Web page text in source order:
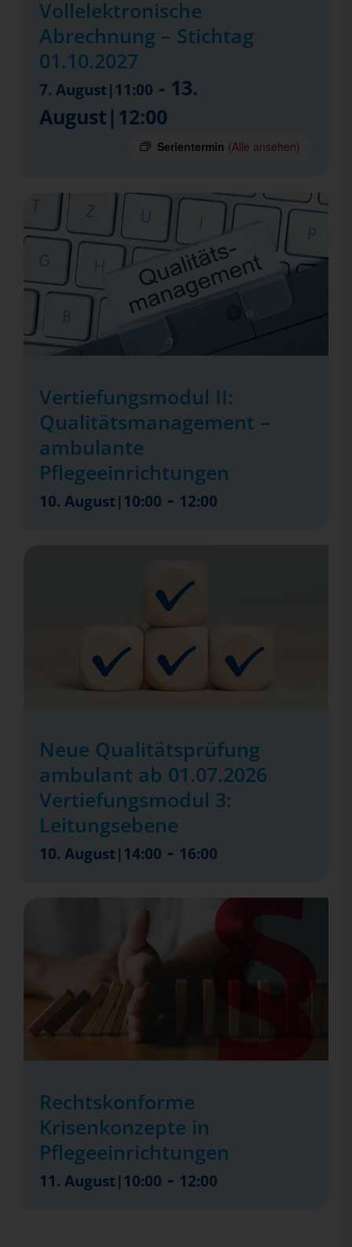
Vollelektronische
Abrechnung – Stichtag
01.10.2027
7. August|11:00 - 13.
August|12:00
Serientermin (Alle ansehen)
Vertiefungsmodul II:
Qualitätsmanagement –
ambulante
Pflegeeinrichtungen
10. August|10:00 - 12:00
Neue Qualitätsprüfung
ambulant ab 01.07.2026
Vertiefungsmodul 3:
Leitungsebene
10. August|14:00 - 16:00
Rechtskonforme
Krisenkonzepte in
Pflegeeinrichtungen
11. August|10:00 - 12:00